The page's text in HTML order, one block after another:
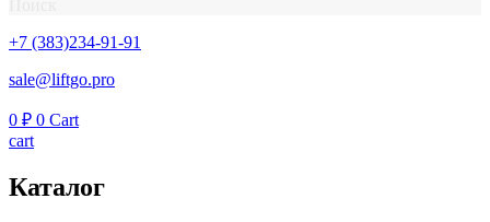
+7 (383)234-91-91
sale@liftgo.pro
0 ₽ 0 Cart
cart
Каталог